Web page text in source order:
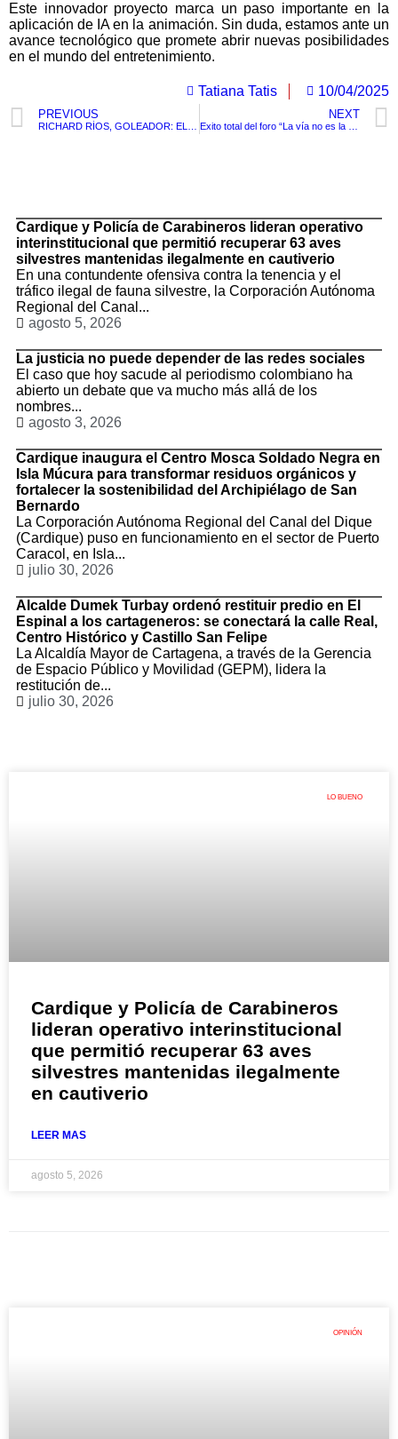
Este innovador proyecto marca un paso importante en la
aplicación de IA en la animación. Sin duda, estamos ante un
avance tecnológico que promete abrir nuevas posibilidades
en el mundo del entretenimiento.
Tatiana Tatis 10/04/2025
PREVIOUS NEXT
Cardique y Policía de Carabineros lideran operativo
interinstitucional que permitió recuperar 63 aves
silvestres mantenidas ilegalmente en cautiverio
En una contundente ofensiva contra la tenencia y el
tráfico ilegal de fauna silvestre, la Corporación Autónoma
Regional del Canal...
agosto 5, 2026
La justicia no puede depender de las redes sociales
El caso que hoy sacude al periodismo colombiano ha
abierto un debate que va mucho más allá de los
nombres...
agosto 3, 2026
Cardique inaugura el Centro Mosca Soldado Negra en
Isla Múcura para transformar residuos orgánicos y
fortalecer la sostenibilidad del Archipiélago de San
Bernardo
La Corporación Autónoma Regional del Canal del Dique
(Cardique) puso en funcionamiento en el sector de Puerto
Caracol, en Isla...
julio 30, 2026
Alcalde Dumek Turbay ordenó restituir predio en El
Espinal a los cartageneros: se conectará la calle Real,
Centro Histórico y Castillo San Felipe
La Alcaldía Mayor de Cartagena, a través de la Gerencia
de Espacio Público y Movilidad (GEPM), lidera la
restitución de...
julio 30, 2026
LO BUENO
Cardique y Policía de Carabineros
lideran operativo interinstitucional
que permitió recuperar 63 aves
silvestres mantenidas ilegalmente
en cautiverio
LEER MAS
agosto 5, 2026
OPINIÓN